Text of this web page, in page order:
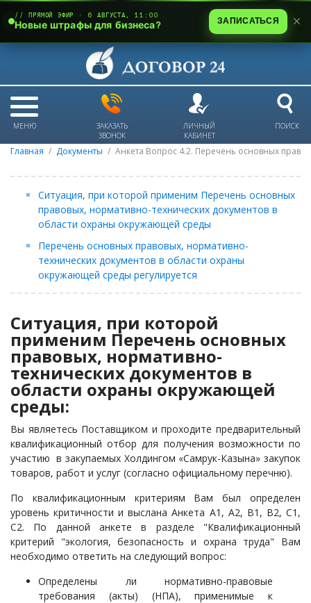
МЕНЮ
ЗАКАЗАТЬ
ЗВОНОК
ЛИЧНЫЙ
КАБИНЕТ
ПОИСК
Главная Документы Анкета Вопрос 4.2. Перечень основных
Ситуация, при которой применим Перечень основных
правовых, нормативно-технических документов в
области охраны окружающей среды
Перечень основных правовых, нормативно-
технических документов в области охраны
окружающей среды регулируется
Ситуация, при которой
применим Перечень основных
правовых, нормативно-
технических документов в
области охраны окружающей
среды:
Вы являетесь Поставщиком и проходите предварительный
квалификационный отбор для получения возможности по
участию в закупаемых Холдингом «Самрук-Казына» закупок
товаров, работ и услуг (согласно официальному перечню).
По квалификационным критериям Вам был определен
уровень критичности и выслана Анкета А1, А2, В1, В2, С1,
С2. По данной анкете в разделе "Квалификационный
критерий "экология, безопасность и охрана труда" Вам
необходимо ответить на следующий вопрос:
Определены ли нормативно-правовые
требования (акты) (НПА), применимые к
// ПРЯМОЙ ЭФИР · 6 АВГУСТА, 11:00
Новые штрафы для бизнеса? ЗАПИСАТЬСЯ